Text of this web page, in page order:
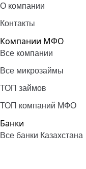
О компании
Контакты
Компании МФО
Все компании
Все микрозаймы
ТОП займов
ТОП компаний МФО
Банки
Все банки Казахстана